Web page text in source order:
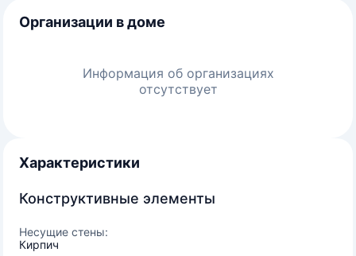
Организации в доме
Информация об организациях
отсутствует
Характеристики
Конструктивные элементы
Несущие стены:
Кирпич